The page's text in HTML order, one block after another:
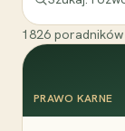
1826 poradników
PRAWO KARNE